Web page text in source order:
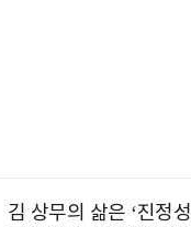
김 상무의 삶은 ‘진정